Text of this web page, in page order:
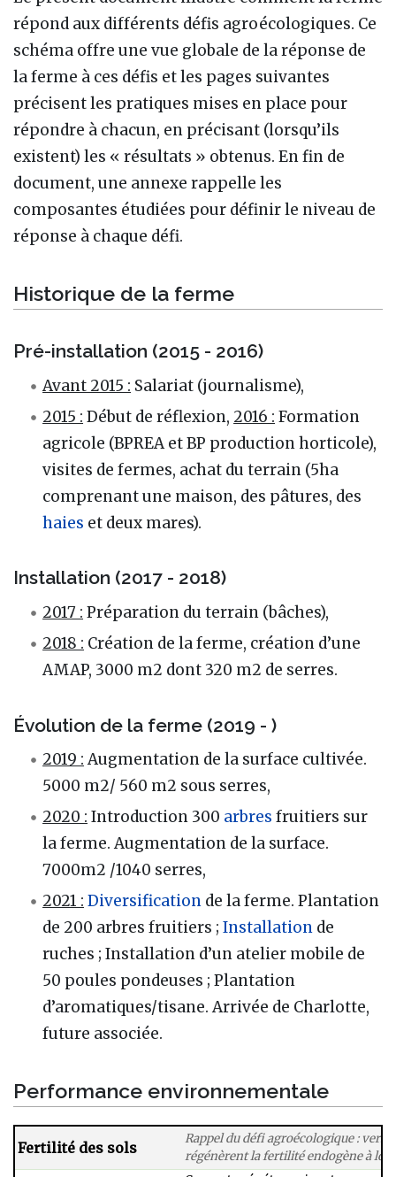
répond aux différents défis agroécologiques. Ce
schéma offre une vue globale de la réponse de
la ferme à ces défis et les pages suivantes
précisent les pratiques mises en place pour
répondre à chacun, en précisant (lorsqu’ils
existent) les « résultats » obtenus. En fin de
document, une annexe rappelle les
composantes étudiées pour définir le niveau de
réponse à chaque défi.
Historique de la ferme
Pré-installation (2015 - 2016)
Avant 2015 : Salariat​ (journalisme)​,
2015 : Début de réflexion​, 2016 : Formation
agricole (BPREA et BP production horticole),
visites de fermes, achat du terrain (5ha
comprenant une maison, des pâtures, des
haies et deux mares).
Installation (2017 - 2018)
2017 : Préparation du terrain​ (bâches)​,
2018 : Création de la ferme​, création d’une
AMAP​, 3000 m2 dont 320 m2 de​ serres.
Évolution de la ferme (2019 - )
2019 :Augmentation de la surface cultivée.​
5000 m2/ 560 m2 sous serres​,
2020 : Introduction 300 arbres fruitiers sur
la ferme​. Augmentation de la surface.
7000m2 /1040 serres​,
2021 : Diversification de la ferme. Plantation
de 200 arbres​ fruitiers ;Installation de
ruches ; Installation d’un atelier mobile de
50 poules pondeuses ; Plantation
d’aromatiques/tisane. Arrivée de Charlotte,
future associée.
Performance environnementale
Fertilité des sols
Rappel du défi agroécologique : vers
régénèrent la fertilité endogène à